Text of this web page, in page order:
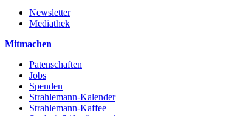
Newsletter
Mediathek
Mitmachen
Patenschaften
Jobs
Spenden
Strahlemann-Kalender
Strahlemann-Kaffee